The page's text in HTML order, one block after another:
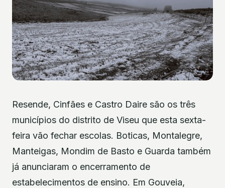
Resende, Cinfães e Castro Daire são os três
municípios do distrito de Viseu que esta sexta-
feira vão fechar escolas. Boticas, Montalegre,
Manteigas, Mondim de Basto e Guarda também
já anunciaram o encerramento de
estabelecimentos de ensino. Em Gouveia,